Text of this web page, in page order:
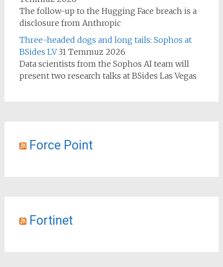
The follow-up to the Hugging Face breach is a
disclosure from Anthropic
Three-headed dogs and long tails: Sophos at
BSides LV 31 Temmuz 2026
Data scientists from the Sophos AI team will
present two research talks at BSides Las Vegas
Force Point
Fortinet